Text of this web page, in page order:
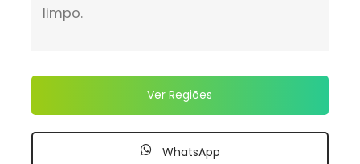
limpo.
Ver Regiões
WhatsApp